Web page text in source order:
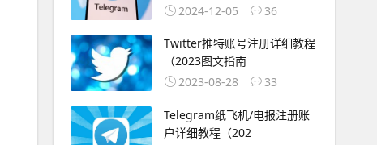
2024-12-05
36
Twitter推特账号注册详细教程
（2023图文指南
2023-08-28
33
Telegram纸飞机/电报注册账
户详细教程（202